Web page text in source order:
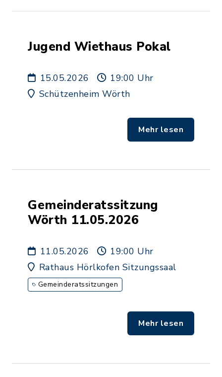
Jugend Wiethaus Pokal
15.05.2026
19:00 Uhr
Schützenheim Wörth
Mehr lesen
Gemeinderatssitzung
Wörth 11.05.2026
11.05.2026
19:00 Uhr
Rathaus Hörlkofen Sitzungssaal
Gemeinderatssitzungen
Mehr lesen